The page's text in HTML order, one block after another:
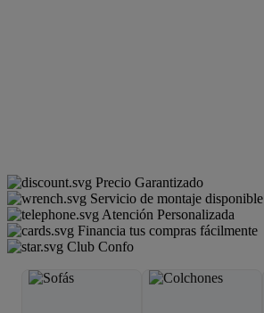
Precio Garantizado
Servicio de montaje disponible
Atención Personalizada
Financia tus compras fácilmente
Club Confo